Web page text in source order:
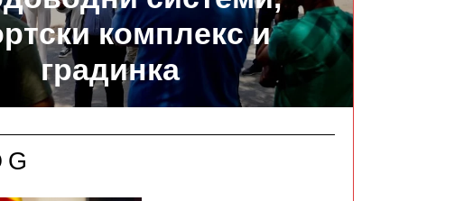
комплекс и
градинка